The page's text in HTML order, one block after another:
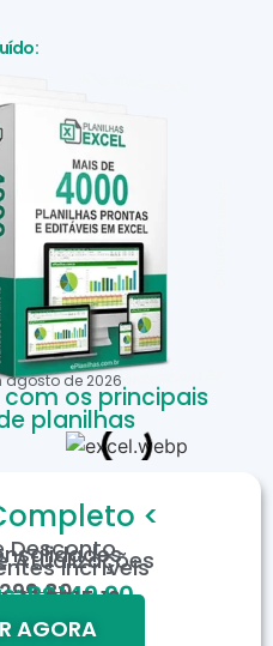
agostode 2026
os principais
planilhas
<
Desconto
Atualizações
Incríveis
R$149,90
de R$15,19
tempo limitado.
AGORA